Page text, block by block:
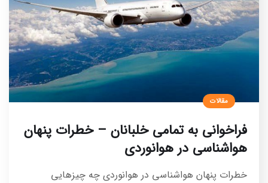
مقالات
فراخوانی به تمامی خلبانان – خطرات پنهان
هواشناسی در هوانوردی
خطرات پنهان هواشناسی در هوانوردی چه چیزهایی